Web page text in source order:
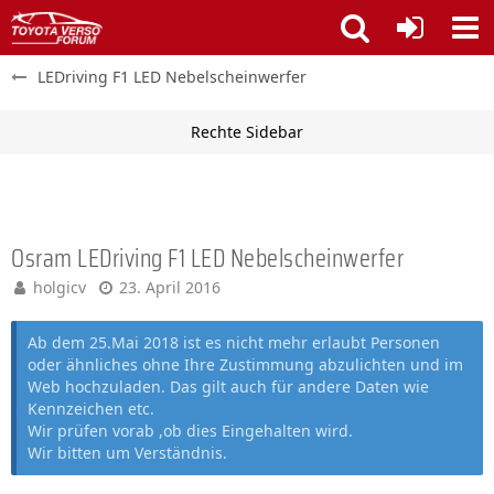
LEDriving F1 LED Nebelscheinwerfer
Osram LEDriving F1 LED Nebelscheinwerfer
holgicv 23. April 2016
Ab dem 25.Mai 2018 ist es nicht mehr erlaubt Personen
oder ähnliches ohne Ihre Zustimmung abzulichten und im
Web hochzuladen. Das gilt auch für andere Daten wie
Kennzeichen etc.
Wir prüfen vorab ,ob dies Eingehalten wird.
Wir bitten um Verständnis.